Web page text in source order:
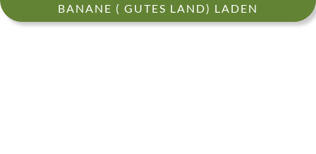
BANANE ( GUTES LAND) LADEN